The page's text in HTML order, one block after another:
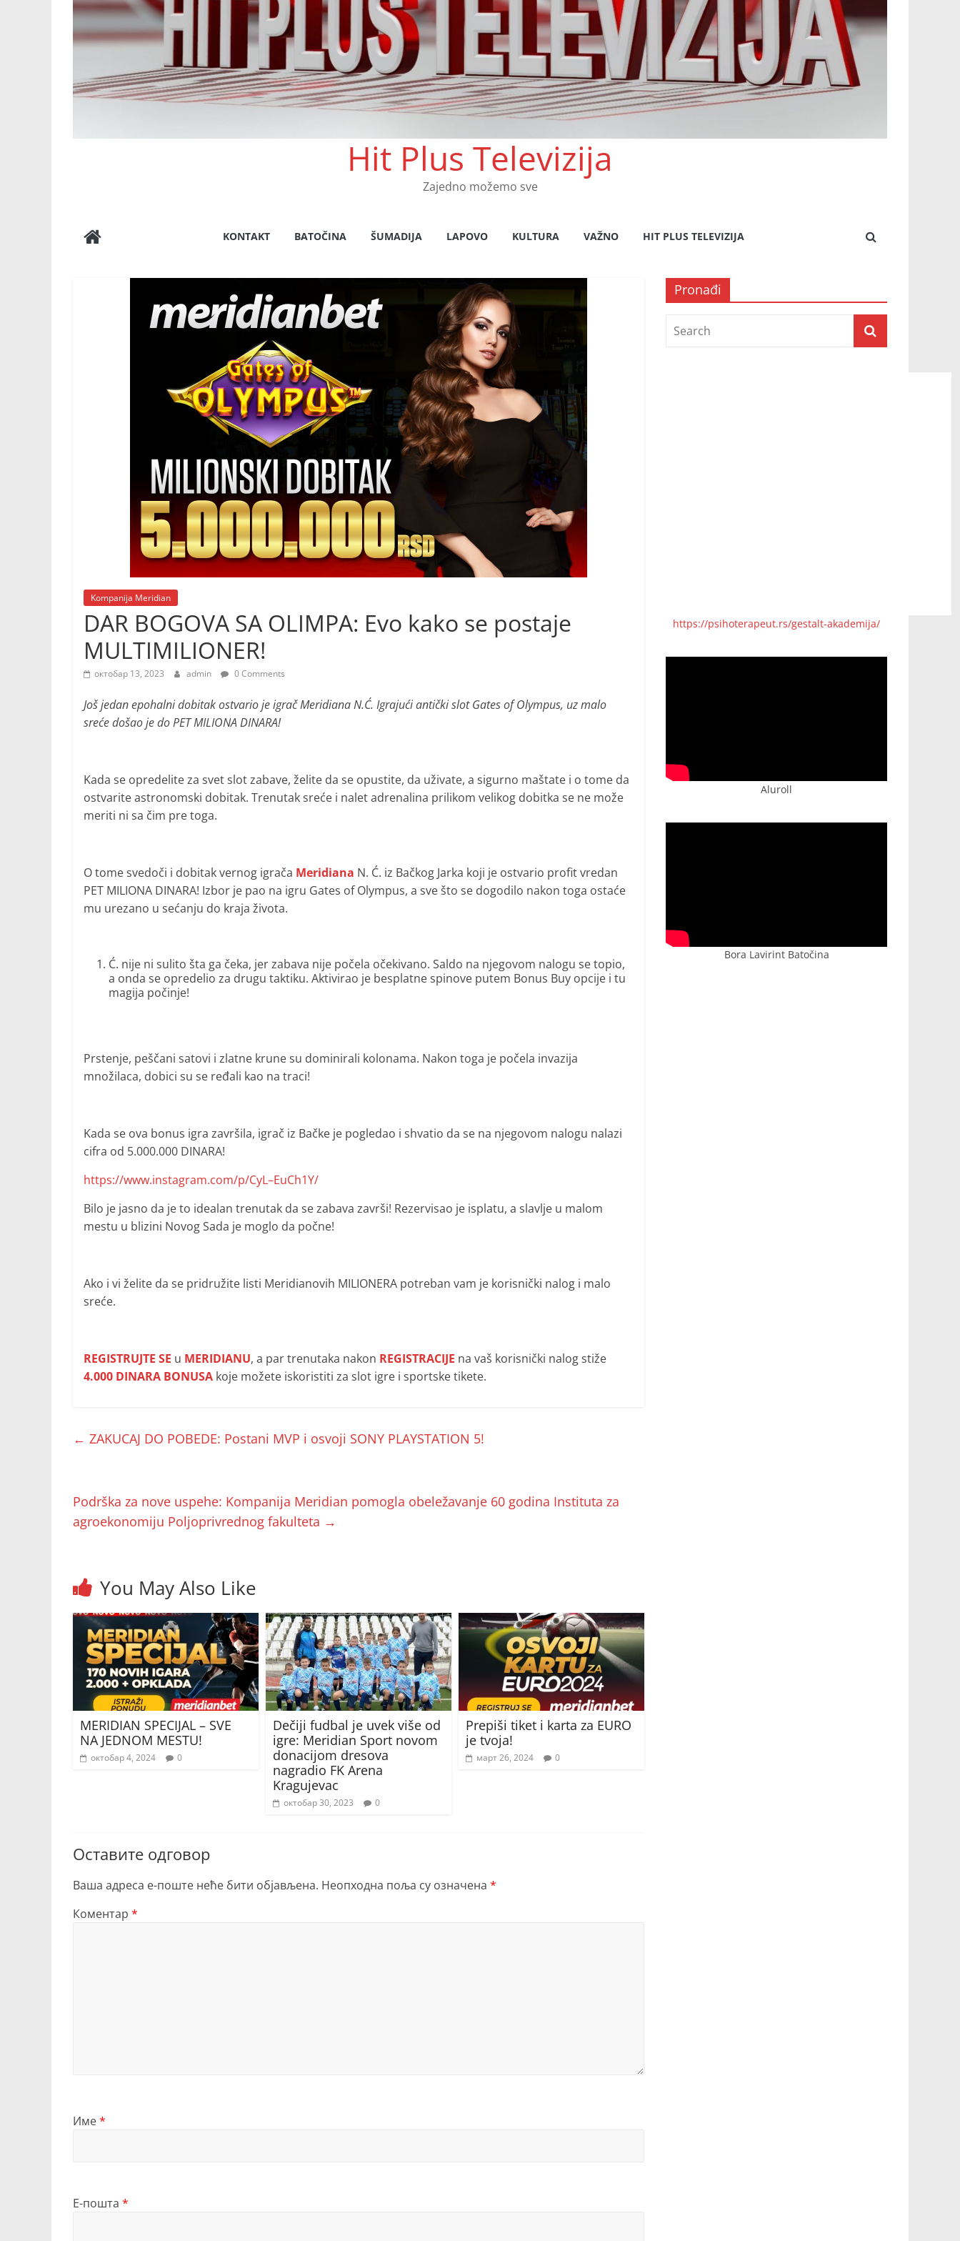
Hit Plus Televizija
Zajedno možemo sve
KONTAKT BATOČINA ŠUMADIJA LAPOVO KULTURA VAŽNO HIT PLUS TELEVIZIJA
Kompanija Meridian
DAR BOGOVA SA OLIMPA: Evo kako se postaje
MULTIMILIONER!
октобар 13, 2023 admin 0 Comments
Još jedan epohalni dobitak ostvario je igrač Meridiana N.Ć. Igrajući antički slot Gates of Olympus, uz malo
sreće došao je do PET MILIONA DINARA!
Kada se opredelite za svet slot zabave, želite da se opustite, da uživate, a sigurno maštate i o tome da
ostvarite astronomski dobitak. Trenutak sreće i nalet adrenalina prilikom velikog dobitka se ne može
meriti ni sa čim pre toga.
O tome svedoči i dobitak vernog igrača Meridiana N. Ć. iz Bačkog Jarka koji je ostvario profit vredan
PET MILIONA DINARA! Izbor je pao na igru Gates of Olympus, a sve što se dogodilo nakon toga ostaće
mu urezano u sećanju do kraja života.
Ć. nije ni sulito šta ga čeka, jer zabava nije počela očekivano. Saldo na njegovom nalogu se topio,
a onda se opredelio za drugu taktiku. Aktivirao je besplatne spinove putem Bonus Buy opcije i tu
magija počinje!
Prstenje, peščani satovi i zlatne krune su dominirali kolonama. Nakon toga je počela invazija
množilaca, dobici su se ređali kao na traci!
Kada se ova bonus igra završila, igrač iz Bačke je pogledao i shvatio da se na njegovom nalogu nalazi
cifra od 5.000.000 DINARA!
https://www.instagram.com/p/CyL–EuCh1Y/
Bilo je jasno da je to idealan trenutak da se zabava završi! Rezervisao je isplatu, a slavlje u malom
mestu u blizini Novog Sada je moglo da počne!
Ako i vi želite da se pridružite listi Meridianovih MILIONERA potreban vam je korisnički nalog i malo
sreće.
REGISTRUJTE SE u MERIDIANU, a par trenutaka nakon REGISTRACIJE na vaš korisnički nalog stiže
4.000 DINARA BONUSA koje možete iskoristiti za slot igre i sportske tikete.
← ZAKUCAJ DO POBEDE: Postani MVP i osvoji SONY PLAYSTATION 5!
Podrška za nove uspehe: Kompanija Meridian pomogla obeležavanje 60 godina Instituta za
agroekonomiju Poljoprivrednog fakulteta →
You May Also Like
MERIDIAN SPECIJAL – SVE
NA JEDNOM MESTU!
октобар 4, 2024 0
Dečiji fudbal je uvek više od
igre: Meridian Sport novom
donacijom dresova
nagradio FK Arena
Kragujevac
октобар 30, 2023 0
Prepiši tiket i karta za EURO
je tvoja!
март 26, 2024 0
Оставите одговор
Ваша адреса е-поште неће бити објављена. Неопходна поља су означена *
Коментар *
Име*
Е-пошта *
Pronađi
https://psihoterapeut.rs/gestalt-akademija/
Aluroll
Bora Lavirint Batočina